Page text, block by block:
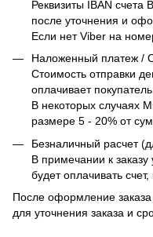
Реквизиты IBAN
после уточнения и
Если нет Viber на
Наложенный платеж /
Стоимость отправки
оплачивает покупатель.
В некоторых случаях
размере 5 - 20% от
Безналичный расчет
В примечании к заказу
будет оплачивать
После оформление
для уточнения заказа и